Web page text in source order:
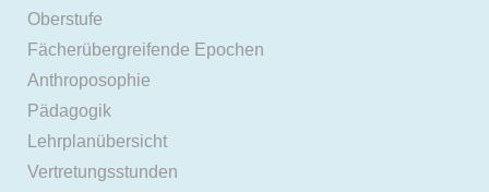
Oberstufe
Fächerübergreifende Epochen
Anthroposophie
Pädagogik
Lehrplanübersicht
Vertretungsstunden